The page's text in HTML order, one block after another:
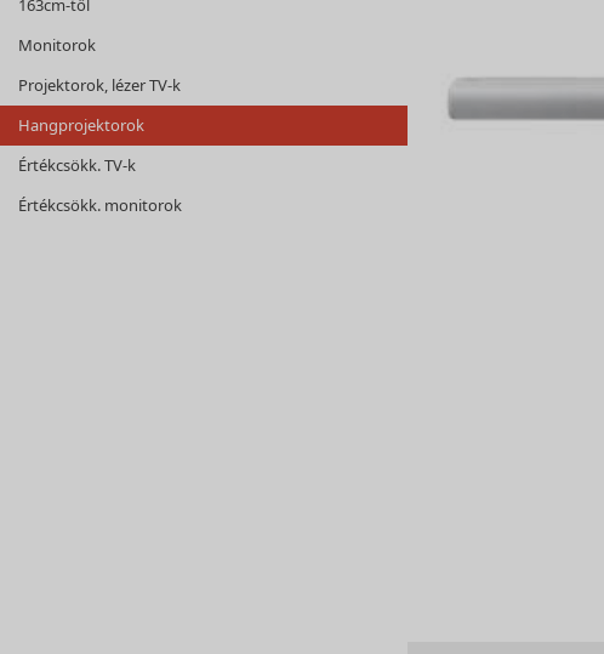
163cm-től
Monitorok
Projektorok, lézer TV-k
Hangprojektorok
Értékcsökk. TV-k
Értékcsökk. monitorok